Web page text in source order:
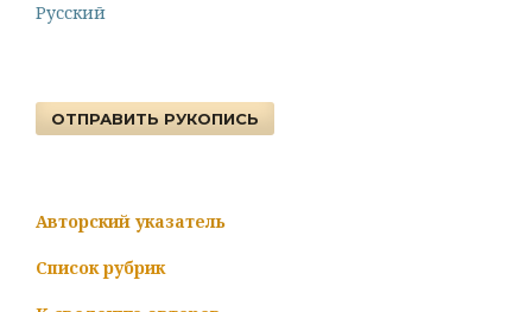
Русский
ОТПРАВИТЬ РУКОПИСЬ
Авторский указатель
Список рубрик